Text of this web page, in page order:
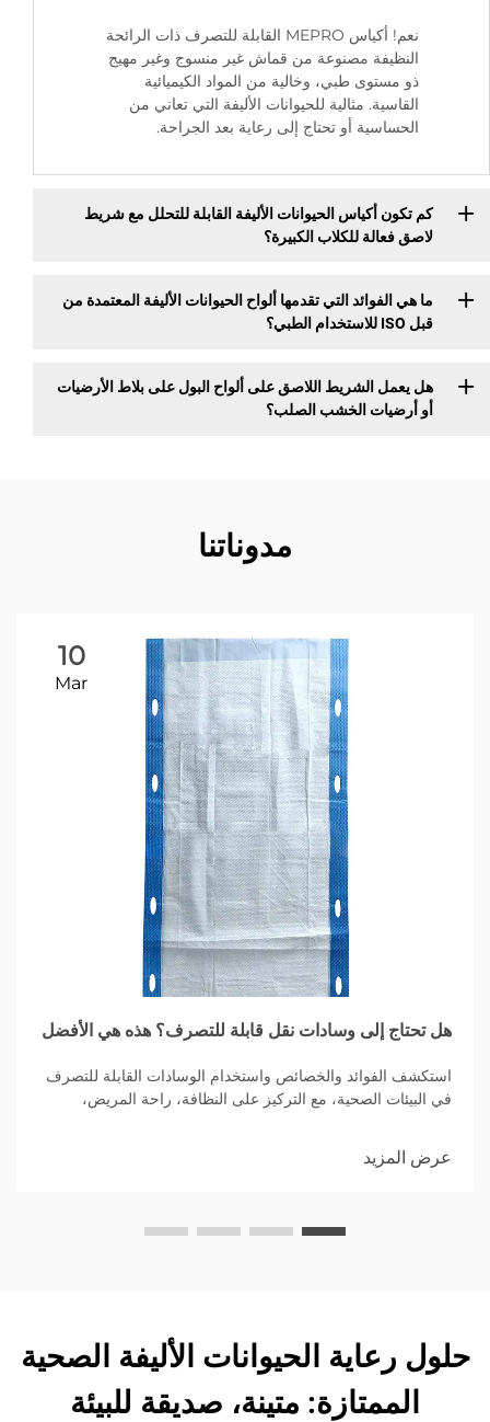
نعم! أكياس MEPRO القابلة للتصرف ذات الرائحة
النظيفة مصنوعة من قماش غير منسوج وغير مهيج
ذو مستوى طبي، وخالية من المواد الكيميائية
القاسية. مثالية للحيوانات الأليفة التي تعاني من
الحساسية أو تحتاج إلى رعاية بعد الجراحة.
كم تكون أكياس الحيوانات الأليفة القابلة للتحلل مع شريط
لاصق فعالة للكلاب الكبيرة؟
ما هي الفوائد التي تقدمها ألواح الحيوانات الأليفة المعتمدة من
قبل ISO للاستخدام الطبي؟
هل يعمل الشريط اللاصق على ألواح البول على بلاط الأرضيات
أو أرضيات الخشب الصلب؟
مدوناتنا
10
Mar
هل تحتاج إلى وسادات نقل قابلة للتصرف؟ هذه هي الأفضل
استكشف الفوائد والخصائص واستخدام الوسادات القابلة للتصرف
في البيئات الصحية، مع التركيز على النظافة، راحة المريض،
عرض المزيد
حلول رعاية الحيوانات الأليفة الصحية
الممتازة: متينة، صديقة للبيئة